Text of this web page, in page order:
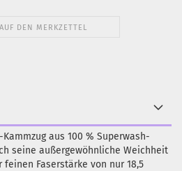
AUF DEN MERKZETTEL
aus 100 % Superwash-
seine außergewöhnliche Weichheit
Faserstärke von nur 18,5